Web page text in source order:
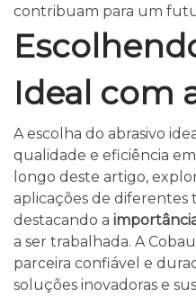
contribuam para um
Ideal com
A escolha do abrasivo
qualidade e eficiência
longo deste artigo,
aplicações de diferentes
destacando a
a ser trabalhada. A
parceira confiável e
soluções inovadoras e